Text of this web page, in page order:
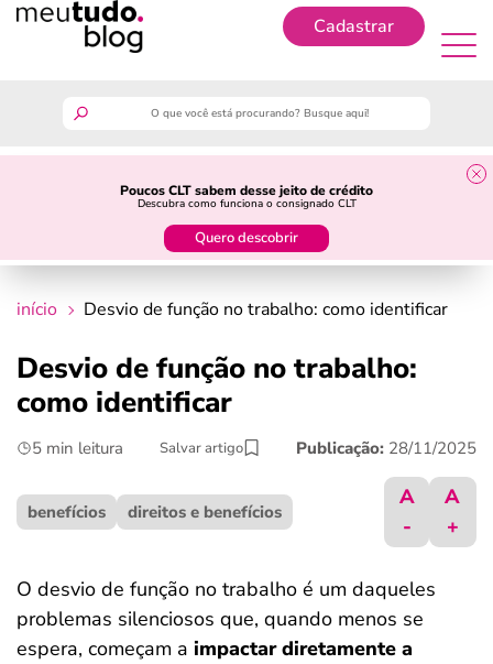
Cadastrar
Poucos CLT sabem desse jeito de crédito
Descubra como funciona o consignado CLT
Quero descobrir
guia do trabalhador
crédito fácil
últimas notícias
ferramentas
início Desvio de função no trabalho: como identificar
Desvio de função no trabalho:
como identificar
5 min leitura Salvar artigo Publicação: 28/11/2025
benefícios direitos e benefícios
A
-
A
+
O desvio de função no trabalho é um daqueles
problemas silenciosos que, quando menos se
espera, começam a impactar diretamente a